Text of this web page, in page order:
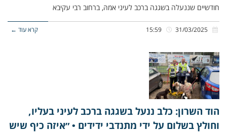
חודשיים שננעלה בשגגה ברכב לעיני אמהּ, ברחוב רבי עקיבא
קרא עוד ←
הוד השרון: כלב ננעל בשגגה ברכב לעיני בעליו,
וחולץ בשלום על ידי מתנדבי ידידים • ״איזה כיף שיש